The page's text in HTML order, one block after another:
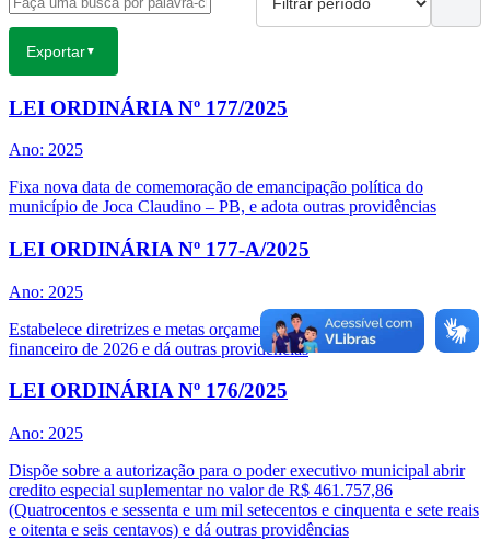
Exportar▼
LEI ORDINÁRIA Nº 177/2025
Ano: 2025
Fixa nova data de comemoração de emancipação política do
município de Joca Claudino – PB, e adota outras providências
LEI ORDINÁRIA Nº 177-A/2025
Ano: 2025
Estabelece diretrizes e metas orçamentárias para o exercício
financeiro de 2026 e dá outras providências
LEI ORDINÁRIA Nº 176/2025
Ano: 2025
Dispõe sobre a autorização para o poder executivo municipal abrir
credito especial suplementar no valor de R$ 461.757,86
(Quatrocentos e sessenta e um mil setecentos e cinquenta e sete reais
e oitenta e seis centavos) e dá outras providências